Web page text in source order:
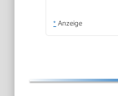
* Anzeige